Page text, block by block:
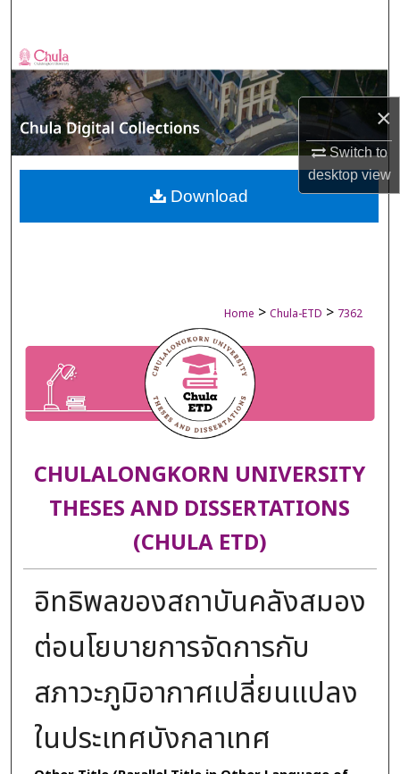
×
Switch to
desktopview
Browse Collections
My Account
About
Digital Commons Network™
Home > Chula-ETD > 7362
CHULALONGKORN UNIVERSITY
THESES AND DISSERTATIONS
(CHULA ETD)
อิทธิพลของสถาบันคลังสมอง
ต่อนโยบายการจัดการกับ
สภาวะภูมิอากาศเปลี่ยนแปลง
ในประเทศบังกลาเทศ
Download